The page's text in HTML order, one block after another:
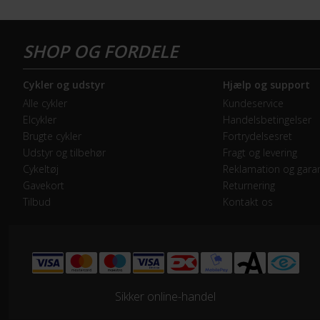
Bagskifter
Forskifter
Geartype
Kassette
Samlet antal gear
Cykler og udstyr
Alle cykler
Elcykler
Brugte cykler
Udstyr og tilbehør
Cykeltøj
Gavekort
Tilbud
Hjælp og support
Kundeservice
Handelsbetingelser
Fortrydelsesret
Fragt og levering
Reklamation og
Returnering
Kontakt os
Sikker online-handel